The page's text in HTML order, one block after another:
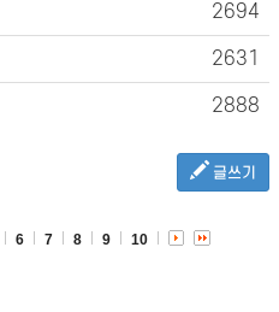
2694
2631
2888
글쓰기
6 7 8 9 10